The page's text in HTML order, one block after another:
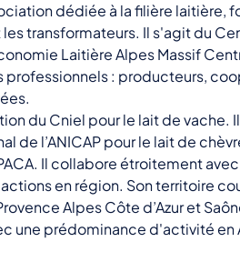
dédiée à la filière laitière,
transformateurs. Il s'agit du
Laitière Alpes Massif
: producteurs,
du Cniel pour le lait de vache.
de l’ANICAP pour le lait de
Il collabore étroitement
en région. Son territoire
Alpes Côte d’Azur et
une prédominance d'activité en